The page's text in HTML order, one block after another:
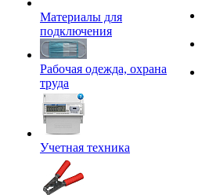
Материалы для
подключения
Рабочая одежда, охрана
труда
Учетная техника